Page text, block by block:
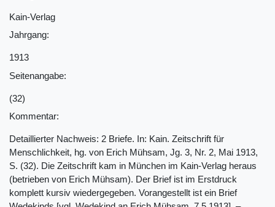
Kain-Verlag
Jahrgang:
1913
Seitenangabe:
(32)
Kommentar:
Detaillierter Nachweis: 2 Briefe. In: Kain. Zeitschrift für
Menschlichkeit, hg. von Erich Mühsam, Jg. 3, Nr. 2, Mai 1913,
S. (32). Die Zeitschrift kam in München im Kain-Verlag heraus
(betrieben von Erich Mühsam). Der Brief ist im Erstdruck
komplett kursiv wiedergegeben. Vorangestellt ist ein Brief